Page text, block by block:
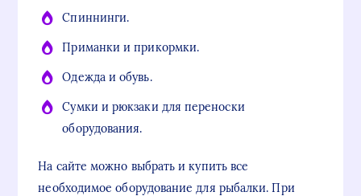
Спиннинги.
Приманки и прикормки.
Одежда и обувь.
Сумки и рюкзаки для переноски
оборудования.
На сайте можно выбрать и купить все
необходимое оборудование для рыбалки. При